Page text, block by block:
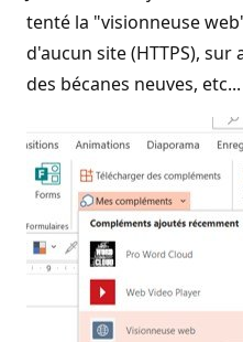
tenté la "visionneuse
d'aucun site (HTTPS),
des bécanes neuves,